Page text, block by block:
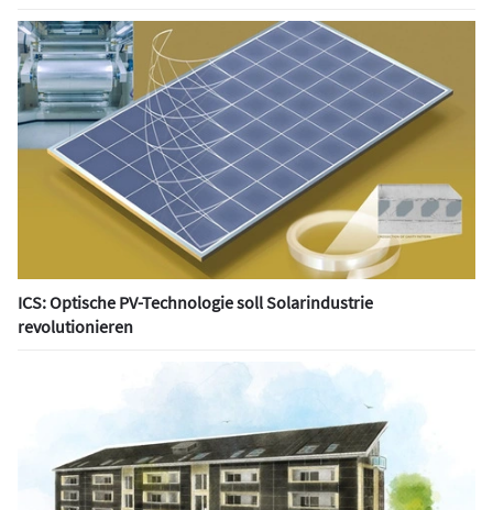
ICS: Optische PV-Technologie soll Solarindustrie
revolutionieren